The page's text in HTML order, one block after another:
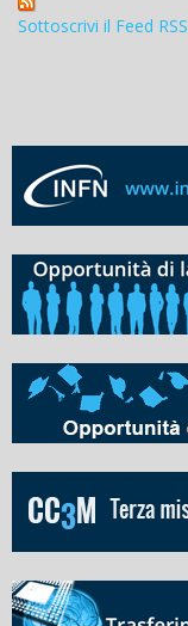
Sottoscrivi il Feed RSS